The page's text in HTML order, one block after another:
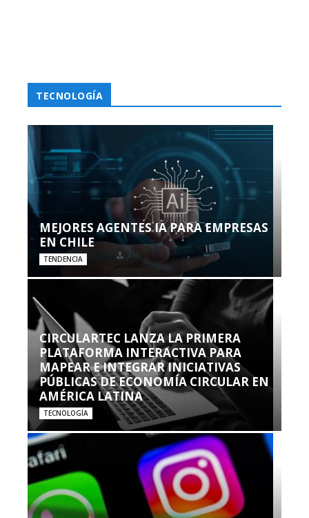
TECNOLOGÍA
MEJORES AGENTES IA PARA EMPRESAS
EN CHILE
TENDENCIA
CIRCULARTEC LANZA LA PRIMERA
PLATAFORMA INTERACTIVA PARA
MAPEAR E INTEGRAR INICIATIVAS
PÚBLICAS DE ECONOMÍA CIRCULAR EN
AMÉRICA LATINA
TECNOLOGÍA